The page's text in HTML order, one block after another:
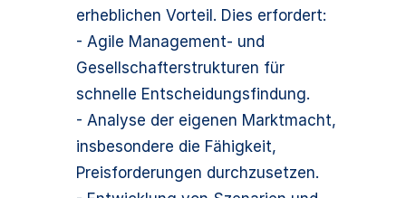
erheblichen Vorteil. Dies erfordert:
- Agile Management- und
Gesellschafterstrukturen für
schnelle Entscheidungsfindung.
- Analyse der eigenen Marktmacht,
insbesondere die Fähigkeit,
Preisforderungen durchzusetzen.